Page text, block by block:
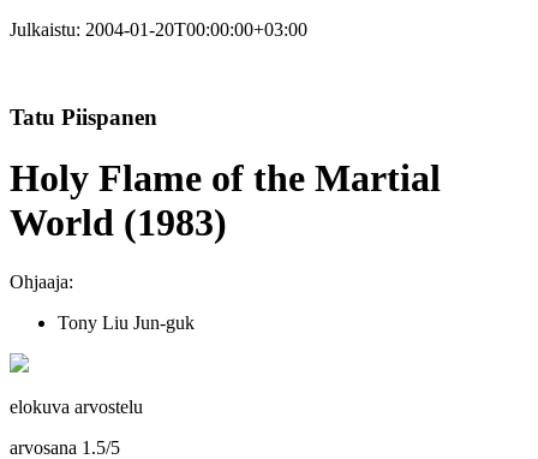
Julkaistu: 2004-01-20T00:00:00+03:00
Tatu Piispanen
Holy Flame of the Martial
World (1983)
Ohjaaja:
Tony Liu Jun-guk
elokuva arvostelu
arvosana 1.5/5